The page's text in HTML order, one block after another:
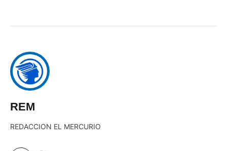
REM
REDACCION EL MERCURIO